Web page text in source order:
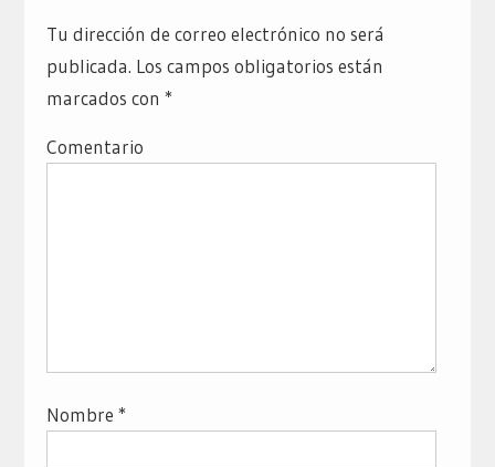
Tu dirección de correo electrónico no será
publicada. Los campos obligatorios están
marcados con *
Comentario
Nombre *